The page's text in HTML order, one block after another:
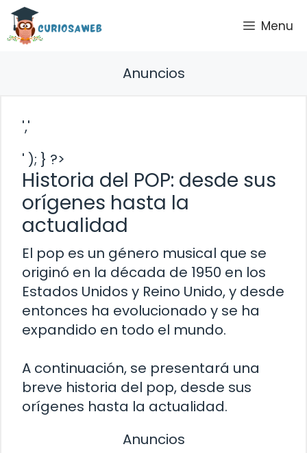
Saltar
contenido
Menu
Anuncios
','
' ); } ?>
Historia del POP: desde sus
orígenes hasta la
actualidad
El pop es un género musical que se
originó en la década de 1950 en los
Estados Unidos y Reino Unido, y desde
entonces ha evolucionado y se ha
expandido en todo el mundo.
A continuación, se presentará una
breve historia del pop, desde sus
orígenes hasta la actualidad.
Anuncios